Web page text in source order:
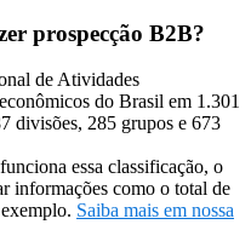
prospecção B2B?
de Atividades
do Brasil em 1.301
divisões, 285 grupos e 673
essa classificação, o
informações como o total de
Saiba mais em nossa